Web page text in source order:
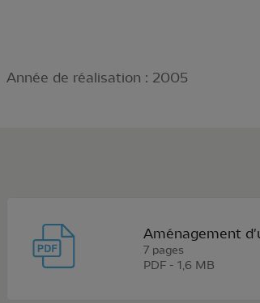
Année de réalisation : 2005
Aménagement
7 pages
PDF - 1,6 MB